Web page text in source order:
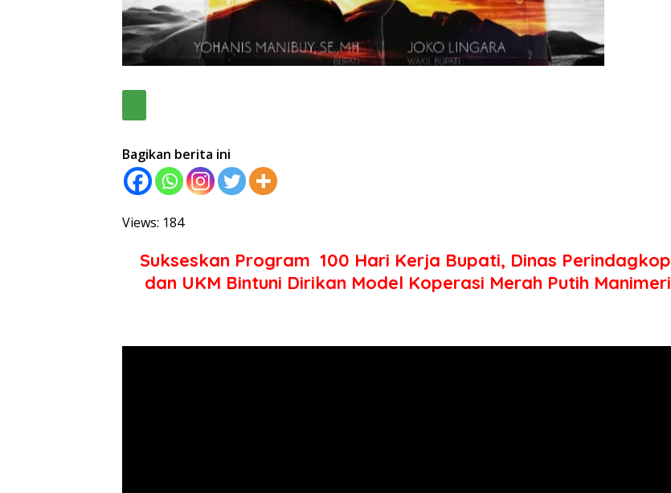
Bagikan berita ini
Views: 184
Sukseskan Program 100 Hari Kerja Bupati, Dinas Perindagkop
dan UKM Bintuni Dirikan Model Koperasi Merah Putih Manimeri